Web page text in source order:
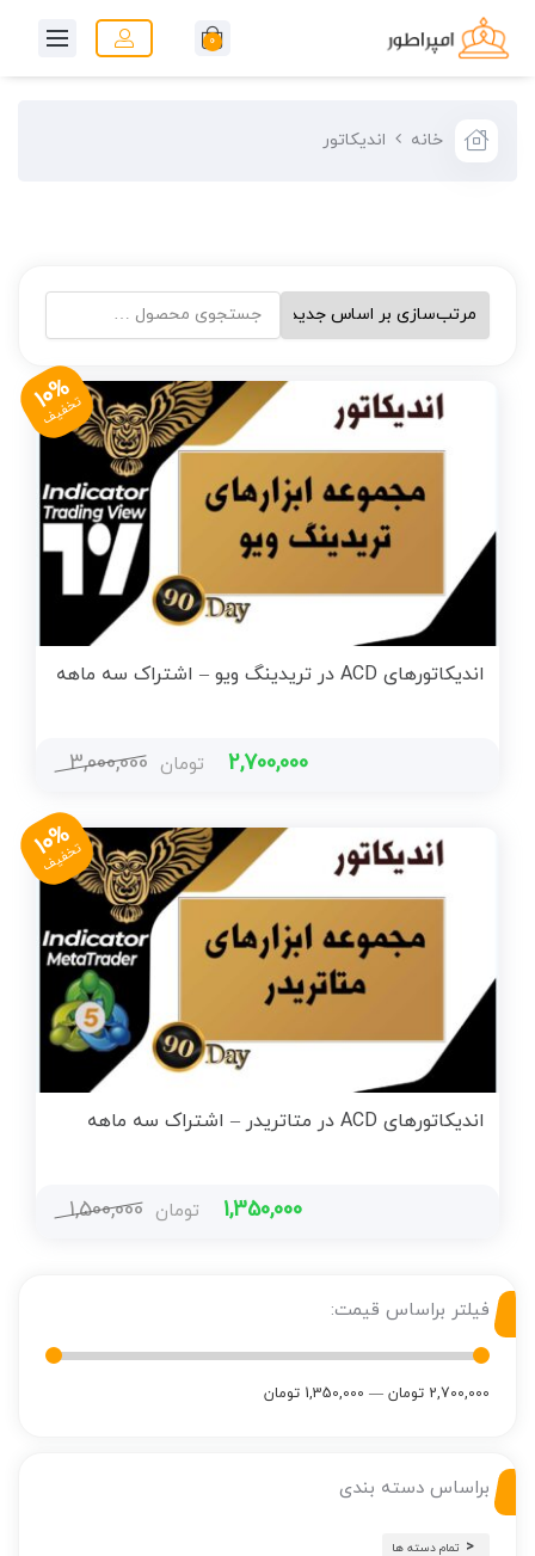
0
خانه اندیکاتور
10%
تخفیف
اندیکاتورهای ACD در تریدینگ ویو – اشتراک سه ماهه
3,000,000 2,700,000 تومان
10%
تخفیف
اندیکاتورهای ACD در متاتریدر – اشتراک سه ماهه
1,500,000 1,350,000 تومان
فیلتر براساس قیمت:
2,700,000 تومان — 1,350,000 تومان
براساس دسته بندی
تمام دسته ها